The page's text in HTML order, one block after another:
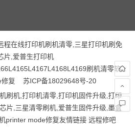
程在线打印机刷机清零,三星打印机刷免
片,爱普生打印机
刷机清零软
修复 苏ICP备18029648号-20
刷机,打印机清零,打印机固件升级,打印
片,三星清零刷机,爱普生固件升级,墨盒
printer mode修复友情链接 远程修吧